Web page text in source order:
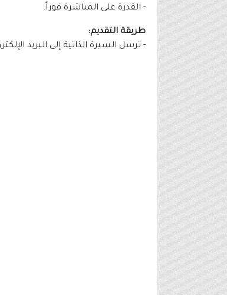
- القدرة على المباشرة فوراً.
طريقة التقديم:
- ترسل السيرة الذاتية إلى البريد